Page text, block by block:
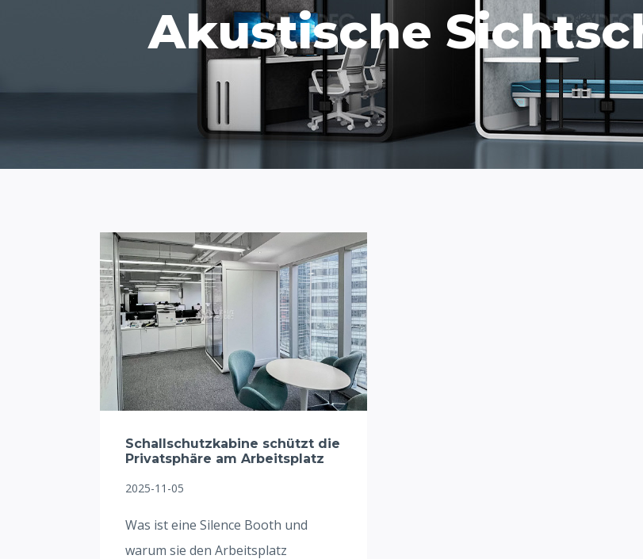
Akustische
Schallschutzkabine schützt die
Privatsphäre am Arbeitsplatz
2025-11-05
Was ist eine Silence Booth und
warum sie den Arbeitsplatz